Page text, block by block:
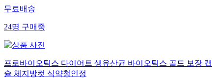
무료배송
24명구매중
프로바이오틱스 다이어트 생유산균 바이오틱스 골드 보장 캡
슐 체지방컷 식약청인정